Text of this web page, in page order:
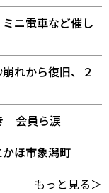
ニ電車など催し
れから復旧、２
会員ら涙
ほ市象潟町
もっと見る＞